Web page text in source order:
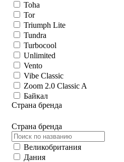
Toha
Tor
Triumph Lite
Tundra
Turbocool
Unlimited
Vento
Vibe Classic
Zoom 2.0 Classic A
Байкал
Страна бренда
Страна бренда
Великобритания
Дания